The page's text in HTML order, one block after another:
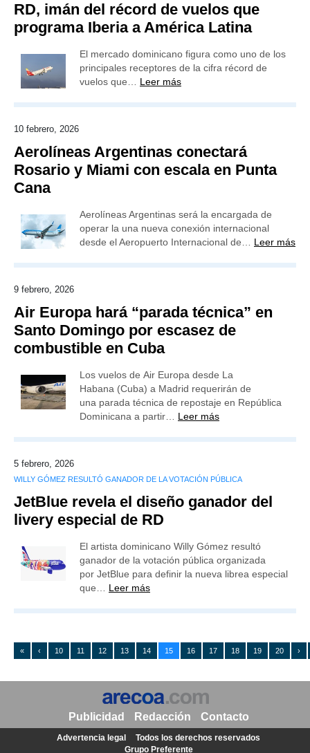
RD, imán del récord de vuelos que
programa Iberia a América Latina
El mercado dominicano figura como uno de los
principales receptores de la cifra récord de
vuelos que… Leer más
10 febrero, 2026
Aerolíneas Argentinas conectará
Rosario y Miami con escala en Punta
Cana
Aerolíneas Argentinas será la encargada de
operar la una nueva conexión internacional
desde el Aeropuerto Internacional de… Leer más
9 febrero, 2026
Air Europa hará “parada técnica” en
Santo Domingo por escasez de
combustible en Cuba
Los vuelos de Air Europa desde La
Habana (Cuba) a Madrid requerirán de
una parada técnica de repostaje en República
Dominicana a partir… Leer más
5 febrero, 2026
WILLY GÓMEZ RESULTÓ GANADOR DE LA VOTACIÓN PÚBLICA
JetBlue revela el diseño ganador del
livery especial de RD
El artista dominicano Willy Gómez resultó
ganador de la votación pública organizada
por JetBlue para definir la nueva librea especial
que… Leer más
« ‹ 10 11 12 13 14 15 16 17 18 19 20 ›
Publicidad Redacción Contacto
Advertencia legal
Todos los derechos reservados
Grupo Preferente